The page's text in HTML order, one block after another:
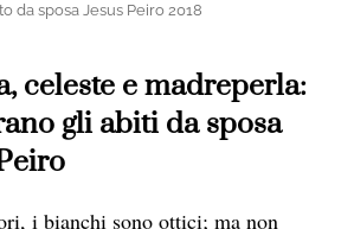
da sposa Jesus Peiro 2018
celeste e madreperla:
gli abiti da sposa
i bianchi sono ottici; ma non